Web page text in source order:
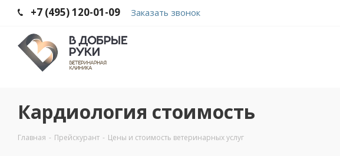
+7 (495) 120-01-09 Заказать звонок
Кардиология стоимость
Главная - Прейскурант - Цены и стоимость ветеринарных услуг